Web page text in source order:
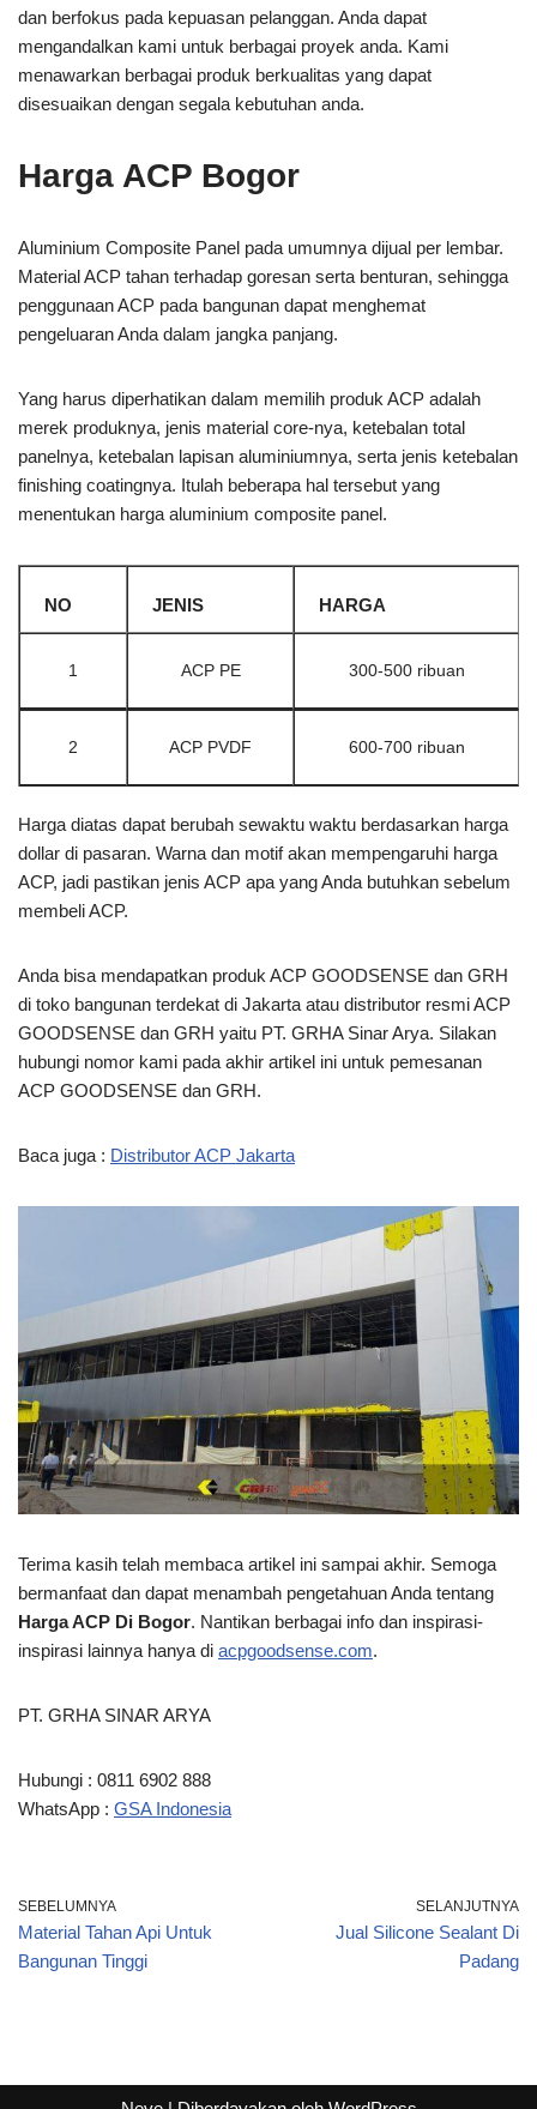
dan berfokus pada kepuasan pelanggan. Anda dapat
mengandalkan kami untuk berbagai proyek anda. Kami
menawarkan berbagai produk berkualitas yang dapat
disesuaikan dengan segala kebutuhan anda.
Harga ACP Bogor
Aluminium Composite Panel pada umumnya dijual per lembar.
Material ACP tahan terhadap goresan serta benturan, sehingga
penggunaan ACP pada bangunan dapat menghemat
pengeluaran Anda dalam jangka panjang.
Yang harus diperhatikan dalam memilih produk ACP adalah
merek produknya, jenis material core-nya, ketebalan total
panelnya, ketebalan lapisan aluminiumnya, serta jenis ketebalan
finishing coatingnya. Itulah beberapa hal tersebut yang
menentukan harga aluminium composite panel.
NO JENIS HARGA
1 ACP PE 300-500 ribuan
2 ACP PVDF 600-700 ribuan
Harga diatas dapat berubah sewaktu waktu berdasarkan harga
dollar di pasaran. Warna dan motif akan mempengaruhi harga
ACP, jadi pastikan jenis ACP apa yang Anda butuhkan sebelum
membeli ACP.
Anda bisa mendapatkan produk ACP GOODSENSE dan GRH
di toko bangunan terdekat di Jakarta atau distributor resmi ACP
GOODSENSE dan GRH yaitu PT. GRHA Sinar Arya. Silakan
hubungi nomor kami pada akhir artikel ini untuk pemesanan
ACP GOODSENSE dan GRH.
Baca juga : Distributor ACP Jakarta
Terima kasih telah membaca artikel ini sampai akhir. Semoga
bermanfaat dan dapat menambah pengetahuan Anda tentang
Harga ACP Di Bogor. Nantikan berbagai info dan inspirasi-
inspirasi lainnya hanya di acpgoodsense.com.
PT. GRHA SINAR ARYA
Hubungi : 0811 6902 888
WhatsApp : GSA Indonesia
SEBELUMNYA
Material Tahan Api Untuk
Bangunan Tinggi
SELANJUTNYA
Jual Silicone Sealant Di
Padang